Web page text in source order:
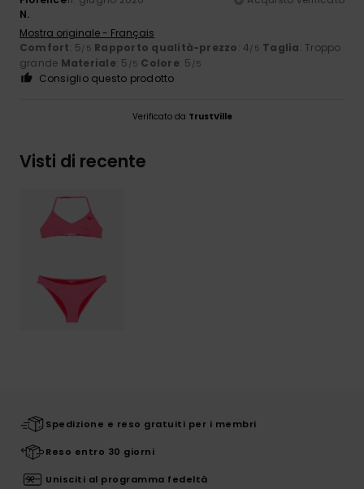
N.
Mostra originale - Français
Comfort: 5/5 Rapporto qualità-prezzo: 4/5 Taglia: Troppo
grande Materiale: 5 /5 Colore: 5 /5
Consiglio questo prodotto
Verificato da TrustVille
Visti di recente
Spedizione e reso gratuiti per i membri
Reso entro 30 giorni
Unisciti al programma fedeltà